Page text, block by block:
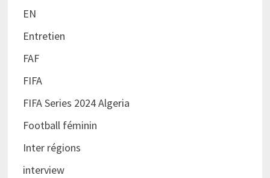
EN
Entretien
FAF
FIFA
FIFA Series 2024 Algeria
Football féminin
Inter régions
interview